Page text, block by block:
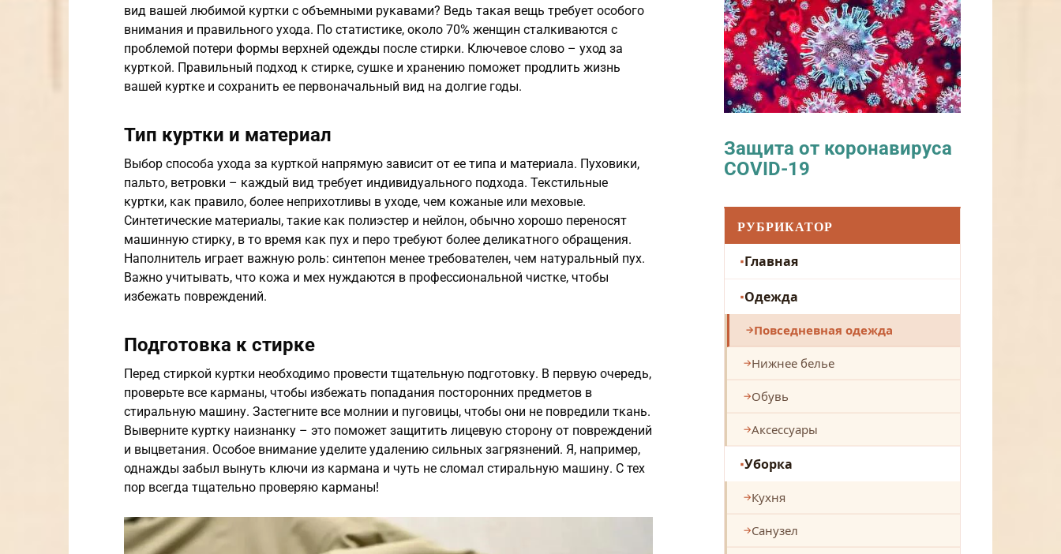
вид вашей любимой куртки с объемными рукавами? Ведь такая вещь требует особого
внимания и правильного ухода. По статистике, около 70% женщин сталкиваются с
проблемой потери формы верхней одежды после стирки. Ключевое слово – уход за
курткой. Правильный подход к стирке, сушке и хранению поможет продлить жизнь
вашей куртке и сохранить ее первоначальный вид на долгие годы.
Тип куртки и материал
Выбор способа ухода за курткой напрямую зависит от ее типа и материала. Пуховики,
пальто, ветровки – каждый вид требует индивидуального подхода. Текстильные
куртки, как правило, более неприхотливы в уходе, чем кожаные или меховые.
Синтетические материалы, такие как полиэстер и нейлон, обычно хорошо переносят
машинную стирку, в то время как пух и перо требуют более деликатного обращения.
Наполнитель играет важную роль: синтепон менее требователен, чем натуральный пух.
Важно учитывать, что кожа и мех нуждаются в профессиональной чистке, чтобы
избежать повреждений.
Подготовка к стирке
Перед стиркой куртки необходимо провести тщательную подготовку. В первую очередь,
проверьте все карманы, чтобы избежать попадания посторонних предметов в
стиральную машину. Застегните все молнии и пуговицы, чтобы они не повредили ткань.
Выверните куртку наизнанку – это поможет защитить лицевую сторону от повреждений
и выцветания. Особое внимание уделите удалению сильных загрязнений. Я, например,
однажды забыл вынуть ключи из кармана и чуть не сломал стиральную машину. С тех
пор всегда тщательно проверяю карманы!
Защита от коронавируса
COVID-19
РУБРИКАТОР
Главная
Одежда
Повседневная одежда
Нижнее белье
Обувь
Аксессуары
Уборка
Кухня
Санузел